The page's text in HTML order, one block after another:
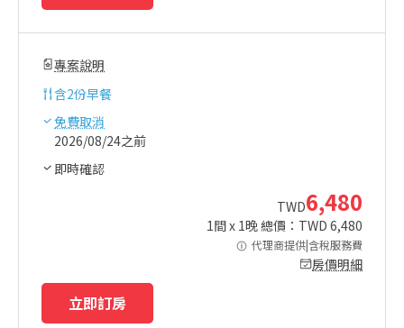
專案說明
含2份早餐
免費取消
2026/08/24之前
即時確認
TWD6,480
1間 x 1晚 總價：TWD 6,480
代理商提供|含稅服務費
房價明細
立即訂房